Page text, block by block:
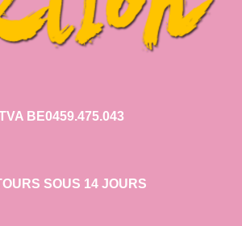
BE0459.475.043
SOUS 14 JOURS